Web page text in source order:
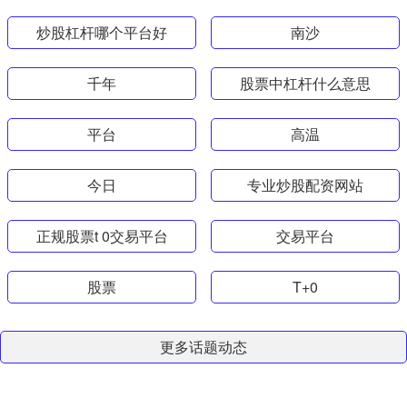
炒股杠杆哪个平台好 南沙
千年 股票中杠杆什么意思
平台 高温
今日 专业炒股配资网站
正规股票t 0交易平台 交易平台
股票 T+0
更多话题动态